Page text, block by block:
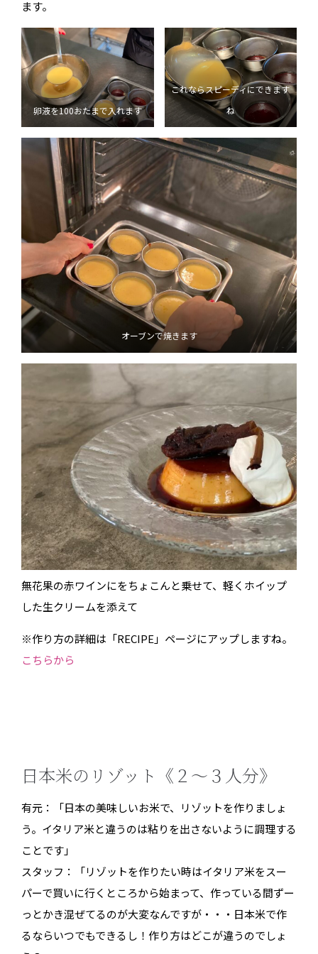
ます。
卵液を100おたまで入れます
これならスピーディにできます
ね
オーブンで焼きます
無花果の赤ワインにをちょこんと乗せて、軽くホイップ
した生クリームを添えて
※作り方の詳細は「RECIPE」ページにアップしますね。
こちらから
日本米のリゾット《２〜３人分》
有元：「日本の美味しいお米で、リゾットを作りましょ
う。イタリア米と違うのは粘りを出さないように調理する
ことです」
スタッフ：「リゾットを作りたい時はイタリア米をスー
パーで買いに行くところから始まって、作っている間ずー
っとかき混ぜてるのが大変なんですが・・・日本米で作
るならいつでもできるし！作り方はどこが違うのでしょ